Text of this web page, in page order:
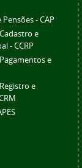
- CAP
e
- CCRP
e
e